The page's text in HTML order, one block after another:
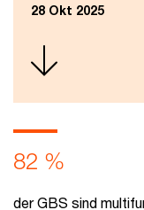
28 Okt 2025
82 %
der GBS sind